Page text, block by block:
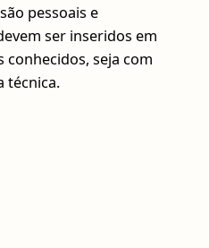
pessoais e
ser inseridos em
conhecidos, seja com
técnica.